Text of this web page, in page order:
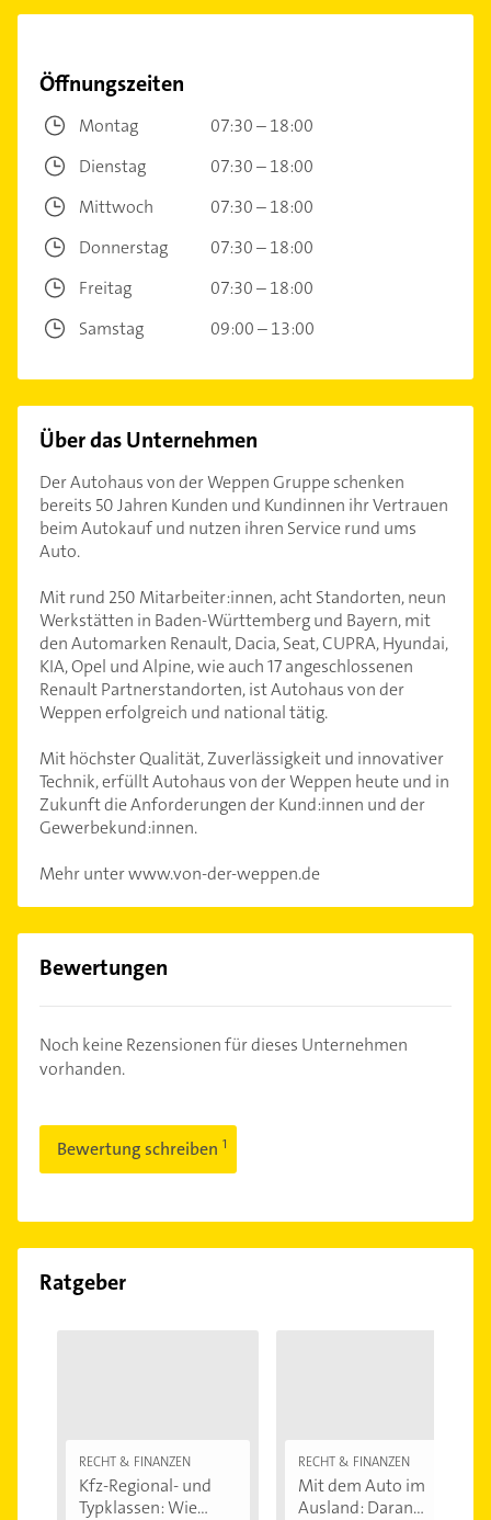
Öffnungszeiten
Montag
07:30 – 18:00
Dienstag
07:30 – 18:00
Mittwoch
07:30 – 18:00
Donnerstag
07:30 – 18:00
Freitag
07:30 – 18:00
Samstag
09:00 – 13:00
Über das Unternehmen
Der Autohaus von der Weppen Gruppe schenken
bereits 50 Jahren Kunden und Kundinnen ihr Vertrauen
beim Autokauf und nutzen ihren Service rund ums
Auto.
Mit rund 250 Mitarbeiter:innen, acht Standorten, neun
Werkstätten in Baden-Württemberg und Bayern, mit
den Automarken Renault, Dacia, Seat, CUPRA, Hyundai,
KIA, Opel und Alpine, wie auch 17 angeschlossenen
Renault Partnerstandorten, ist Autohaus von der
Weppen erfolgreich und national tätig.
Mit höchster Qualität, Zuverlässigkeit und innovativer
Technik, erfüllt Autohaus von der Weppen heute und in
Zukunft die Anforderungen der Kund:innen und der
Gewerbekund:innen.
Mehr unter www.von-der-weppen.de
Bewertungen
Noch keine Rezensionen für dieses Unternehmen
vorhanden.
Bewertung schreiben
Ratgeber
RECHT & FINANZEN
Kfz-Regional- und
Typklassen: Wie...
RECHT & FINANZEN
Mit dem Auto im
Ausland: Daran...